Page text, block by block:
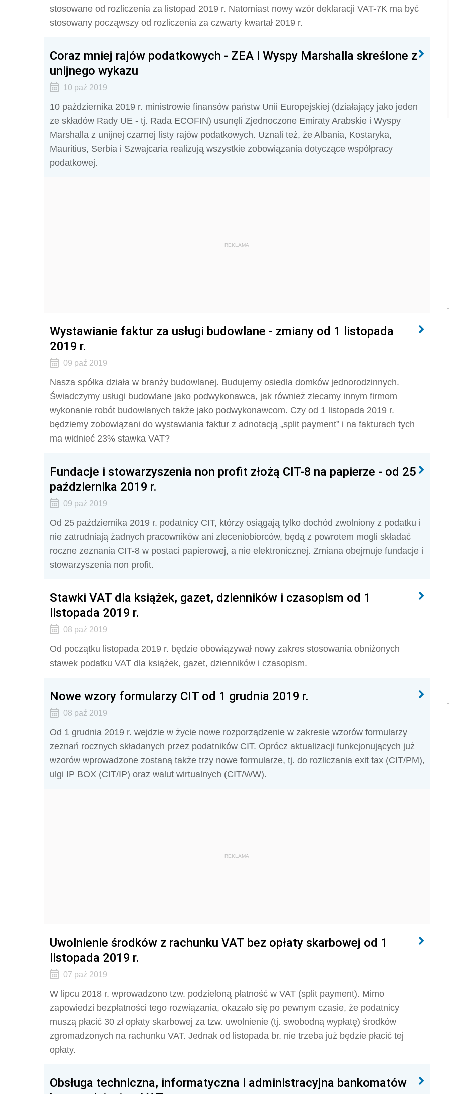
stosowane od rozliczenia za listopad 2019 r. Natomiast nowy wzór deklaracji VAT-7K ma być
stosowany począwszy od rozliczenia za czwarty kwartał 2019 r.
Coraz mniej rajów podatkowych - ZEA i Wyspy Marshalla skreślone z
unijnego wykazu
10 paź 2019
10 października 2019 r. ministrowie finansów państw Unii Europejskiej (działający jako jeden
ze składów Rady UE - tj. Rada ECOFIN) usunęli Zjednoczone Emiraty Arabskie i Wyspy
Marshalla z unijnej czarnej listy rajów podatkowych. Uznali też, że Albania, Kostaryka,
Mauritius, Serbia i Szwajcaria realizują wszystkie zobowiązania dotyczące współpracy
podatkowej.
REKLAMA
Wystawianie faktur za usługi budowlane - zmiany od 1 listopada
2019 r.
09 paź 2019
Nasza spółka działa w branży budowlanej. Budujemy osiedla domków jednorodzinnych.
Świadczymy usługi budowlane jako podwykonawca, jak również zlecamy innym firmom
wykonanie robót budowlanych także jako podwykonawcom. Czy od 1 listopada 2019 r.
będziemy zobowiązani do wystawiania faktur z adnotacją „split payment” i na fakturach tych
ma widnieć 23% stawka VAT?
Fundacje i stowarzyszenia non profit złożą CIT-8 na papierze - od 25
października 2019 r.
09 paź 2019
Od 25 października 2019 r. podatnicy CIT, którzy osiągają tylko dochód zwolniony z podatku i
nie zatrudniają żadnych pracowników ani zleceniobiorców, będą z powrotem mogli składać
roczne zeznania CIT-8 w postaci papierowej, a nie elektronicznej. Zmiana obejmuje fundacje i
stowarzyszenia non profit.
Stawki VAT dla książek, gazet, dzienników i czasopism od 1
listopada 2019 r.
08 paź 2019
Od początku listopada 2019 r. będzie obowiązywał nowy zakres stosowania obniżonych
stawek podatku VAT dla książek, gazet, dzienników i czasopism.
Nowe wzory formularzy CIT od 1 grudnia 2019 r.
08 paź 2019
Od 1 grudnia 2019 r. wejdzie w życie nowe rozporządzenie w zakresie wzorów formularzy
zeznań rocznych składanych przez podatników CIT. Oprócz aktualizacji funkcjonujących już
wzorów wprowadzone zostaną także trzy nowe formularze, tj. do rozliczania exit tax (CIT/PM),
ulgi IP BOX (CIT/IP) oraz walut wirtualnych (CIT/WW).
REKLAMA
Uwolnienie środków z rachunku VAT bez opłaty skarbowej od 1
listopada 2019 r.
07 paź 2019
W lipcu 2018 r. wprowadzono tzw. podzieloną płatność w VAT (split payment). Mimo
zapowiedzi bezpłatności tego rozwiązania, okazało się po pewnym czasie, że podatnicy
muszą płacić 30 zł opłaty skarbowej za tzw. uwolnienie (tj. swobodną wypłatę) środków
zgromadzonych na rachunku VAT. Jednak od listopada br. nie trzeba już będzie płacić tej
opłaty.
Obsługa techniczna, informatyczna i administracyjna bankomatów